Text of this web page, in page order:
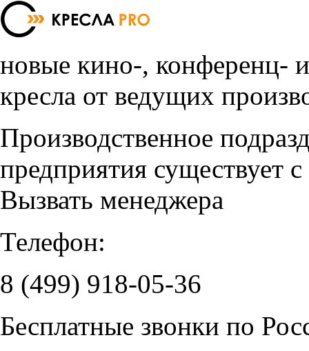
новые кино-, конференц-
кресла от ведущих
Производственное
предприятия существует
Вызвать менеджера
Телефон:
8 (499) 918-05-36
Бесплатные звонки по